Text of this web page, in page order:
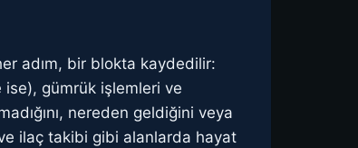
adım, bir blokta kaydedilir:
ise), gümrük işlemleri ve
nereden geldiğini veya
ilaç takibi gibi alanlarda hayat